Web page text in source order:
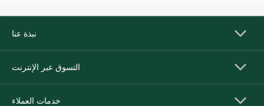
نبذة عنا
التسوق عبر الإنترنت
خدمات العملاء